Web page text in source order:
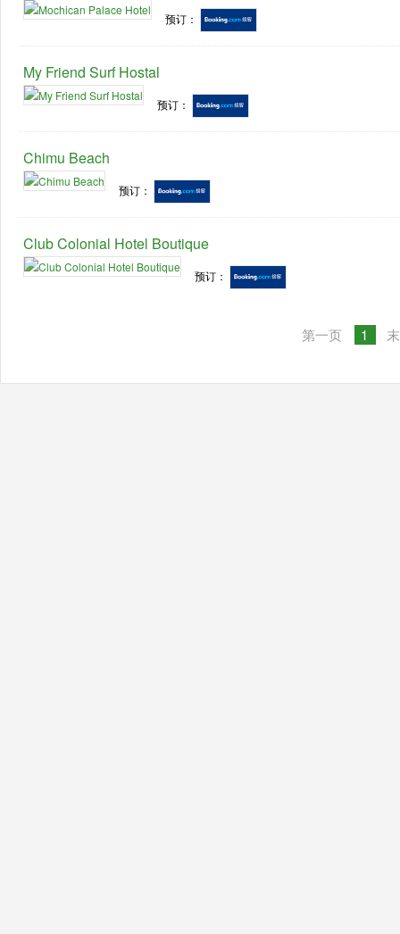
预订：
My Friend Surf Hostal
预订：
Chimu Beach
预订：
Club Colonial Hotel Boutique
预订：
第一页 1